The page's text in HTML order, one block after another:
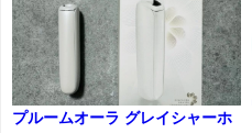
プルームオーラ グレイシャーホ